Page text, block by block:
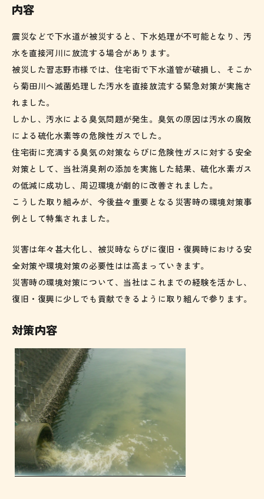
内容
震災などで下水道が被災すると、下水処理が不可能となり、汚
水を直接河川に放流する場合があります。
被災した習志野市様では、住宅街で下水道管が破損し、そこか
ら菊田川へ滅菌処理した汚水を直接放流する緊急対策が実施さ
れました。
しかし、汚水による臭気問題が発生。臭気の原因は汚水の腐敗
による硫化水素等の危険性ガスでした。
住宅街に充満する臭気の対策ならびに危険性ガスに対する安全
対策として、当社消臭剤の添加を実施した結果、硫化水素ガス
の低減に成功し、周辺環境が劇的に改善されました。
こうした取り組みが、今後益々重要となる災害時の環境対策事
例として特集されました。
災害は年々甚大化し、被災時ならびに復旧・復興時における安
全対策や環境対策の必要性はは高まっていきます。
災害時の環境対策について、当社はこれまでの経験を活かし、
復旧・復興に少しでも貢献できるように取り組んで参ります。
対策内容